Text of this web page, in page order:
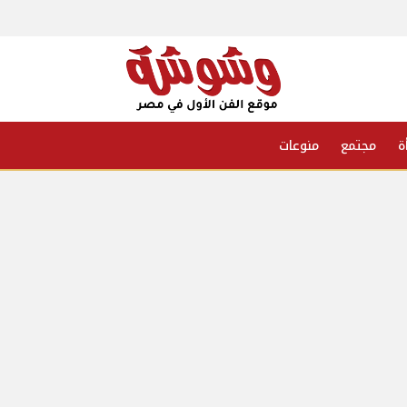
مجتمع منوعات